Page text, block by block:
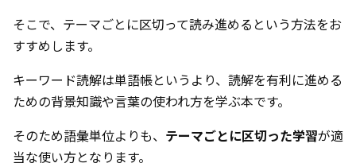
そこで、テーマごとに区切って読み進めるという方法をお
すすめします。
キーワード読解は単語帳というより、読解を有利に進める
ための背景知識や言葉の使われ方を学ぶ本です。
そのため語彙単位よりも、 テーマごとに区切った学習が適
当な使い方となります。